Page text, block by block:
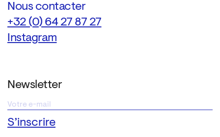
Nous contacter
+32 (0) 64 27 87 27
Instagram
Newsletter